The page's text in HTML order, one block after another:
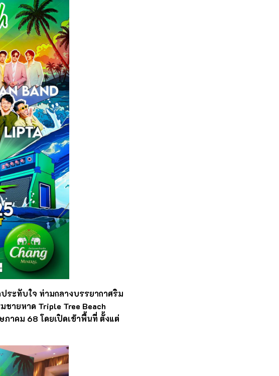
ระทับใจ ท่ามกลางบรรยากาศริม
ายหาด Triple Tree Beach
ภาคม 68 โดยเปิดเข้าพื้นที่ ตั้งแต่